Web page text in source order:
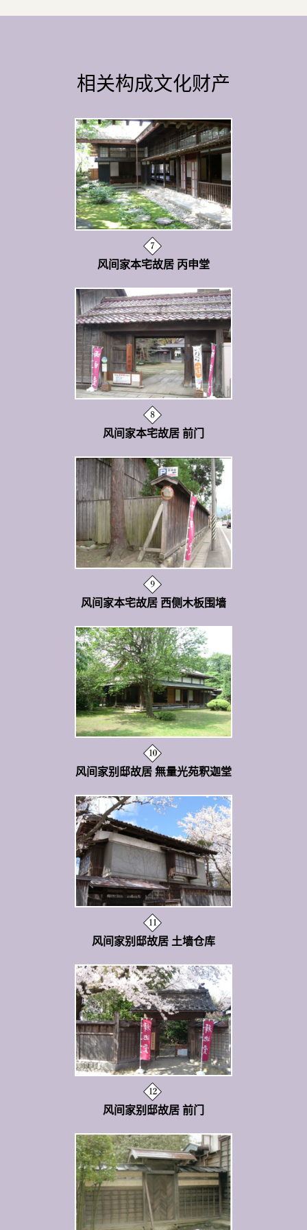
相关构成文化财产
风间家本宅故居 丙申堂
风间家本宅故居 前门
风间家本宅故居 西侧木板围墙
风间家别邸故居 無量光苑釈迦堂
风间家别邸故居 土墙仓库
风间家别邸故居 前门